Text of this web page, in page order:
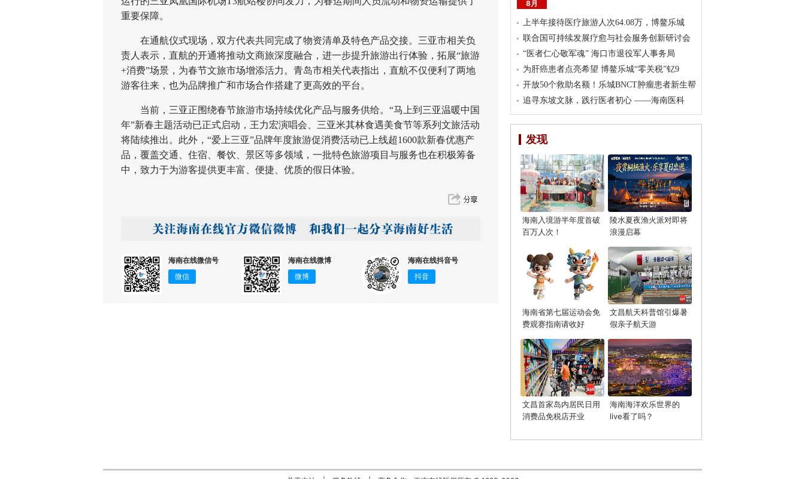
重要保障。
在通航仪式现场，双方代表共同完成了物资清单及特色产品交接。三亚市相关负
责人表示，直航的开通将推动文商旅深度融合，进一步提升旅游出行体验，拓展“旅游
+消费”场景，为春节文旅市场增添活力。青岛市相关代表指出，直航不仅便利了两地
游客往来，也为品牌推广和市场合作搭建了更高效的平台。
当前，三亚正围绕春节旅游市场持续优化产品与服务供给。“马上到三亚温暖中国
年”新春主题活动已正式启动，王力宏演唱会、三亚米其林食遇美食节等系列文旅活动
将陆续推出。此外，“爱上三亚”品牌年度旅游促消费活动已上线超1600款新春优惠产
品，覆盖交通、住宿、餐饮、景区等多领域，一批特色旅游项目与服务也在积极筹备
中，致力于为游客提供更丰富、便捷、优质的假日体验。
海南在线微信号
微信
海南在线微博
微博
海南在线抖音号
抖音
8月
上半年接待医疗旅游人次64.08万，博鳌乐城
联合国可持续发展疗愈与社会服务创新研讨会
“医者仁心敬军魂” 海口市退役军人事务局
为肝癌患者点亮希望 博鳌乐城“零关税”钇9
开放50个救助名额！乐城BNCT肿瘤患者新生帮
追寻东坡文脉，践行医者初心 ——海南医科
发现
海南入境游半年度首破
百万人次！
陵水夏夜渔火派对即将
浪漫启幕
海南省第七届运动会免
费观赛指南请收好
文昌航天科普馆引爆暑
假亲子航天游
文昌首家岛内居民日用
消费品免税店开业
海南海洋欢乐世界的
live看了吗？